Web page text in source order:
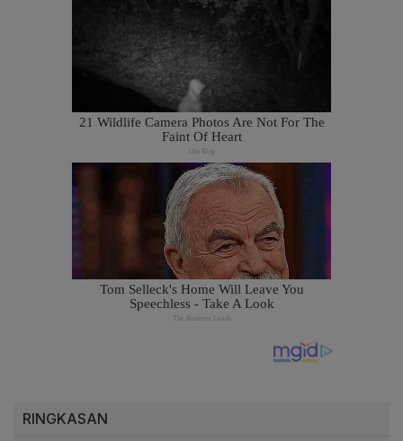
RINGKASAN